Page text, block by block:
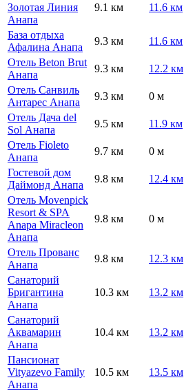
Золотая Линия
Анапа
9.1 км 11.6 км
База отдыха
Афалина Анапа
9.3 км 11.6 км
Отель Beton Brut
Анапа
9.3 км 12.2 км
Отель Санвиль
Антарес Анапа
9.3 км 0 м
Отель Дача del
Sol Анапа
9.5 км 11.9 км
Отель Fioleto
Анапа
9.7 км 0 м
Гостевой дом
Даймонд Анапа
9.8 км 12.4 км
Отель Movenpick
Resort & SPA
Anapa Miracleon
Анапа
9.8 км 0 м
Отель Прованс
Анапа
9.8 км 12.3 км
Санаторий
Бригантина
Анапа
10.3 км 13.2 км
Санаторий
Аквамарин
Анапа
10.4 км 13.2 км
Пансионат
Vityazevo Family
Анапа
10.5 км 13.5 км